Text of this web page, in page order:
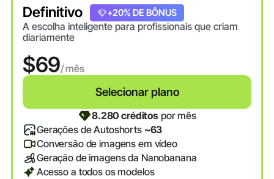
Definitivo
A escolha inteligente para profissionais que criam
diariamente
$69/ mês
Selecionar plano
+20% DE BÔNUS
8.280 créditos por mês
Gerações de Autoshorts ~63
Conversão de imagens em vídeo
Geração de imagens da Nanobanana
Acesso a todos os modelos